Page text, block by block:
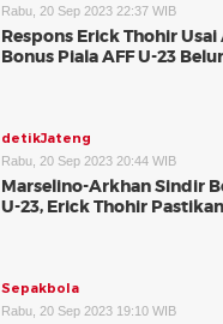
Rabu, 20 Sep 2023 22:37 WIB
Respons Erick Thohir
Bonus Piala AFF U-23
detikJateng
Rabu, 20 Sep 2023 20:44 WIB
Marselino-Arkhan Sindir
U-23, Erick Thohir
Sepakbola
Rabu, 20 Sep 2023 19:10 WIB